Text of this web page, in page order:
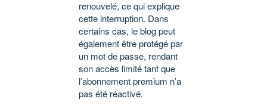
renouvelé, ce qui explique
cette interruption. Dans
certains cas, le blog peut
également être protégé par
un mot de passe, rendant
son accès limité tant que
l’abonnement premium n’a
pas été réactivé.